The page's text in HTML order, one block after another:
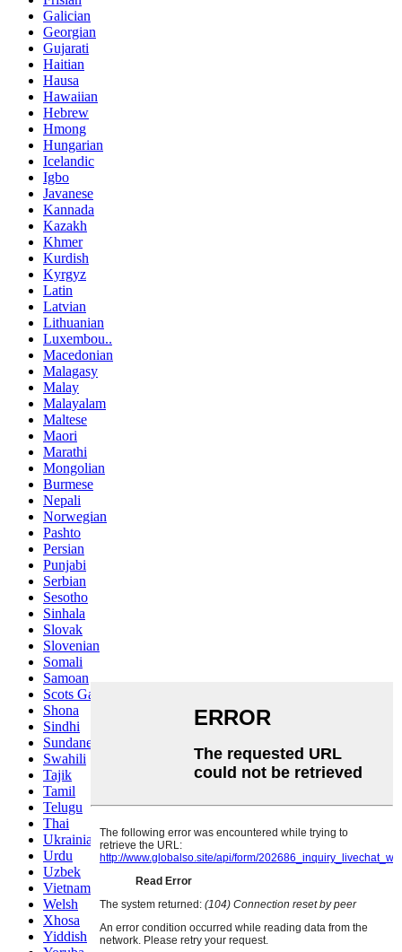
Galician
Georgian
Gujarati
Haitian
Hausa
Hawaiian
Hebrew
Hmong
Hungarian
Icelandic
Igbo
Javanese
Kannada
Kazakh
Khmer
Kurdish
Kyrgyz
Latin
Latvian
Lithuanian
Luxembou..
Macedonian
Malagasy
Malay
Malayalam
Maltese
Maori
Marathi
Mongolian
Burmese
Nepali
Norwegian
Pashto
Persian
Punjabi
Serbian
Sesotho
Sinhala
Slovak
Slovenian
Somali
Samoan
Scots Gaelic
Shona
Sindhi
Sundanese
Swahili
Tajik
Tamil
Telugu
Thai
Ukrainian
Urdu
Uzbek
Vietnamese
Welsh
Xhosa
Yiddish